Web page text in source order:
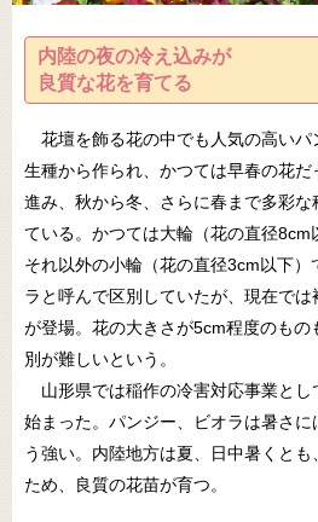
内陸の夜の冷え込みが
良質な花を育てる
花壇を飾る花の中でも人気の高いパ
生種から作られ、かつては早春の花
進み、秋から冬、さらに春まで多彩
ている。かつては大輪（花の直径8cm
それ以外の小輪（花の直径3cm以下）
ラと呼んで区別していたが、現在で
が登場。花の大きさが5cm程度のも
別が難しいという。
山形県では稲作の冷害対応事業とし
始まった。パンジー、ビオラは暑さ
う強い。内陸地方は夏、日中暑くと
ため、良質の花苗が育つ。